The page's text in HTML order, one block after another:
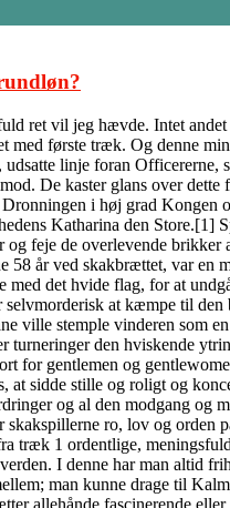
ret vil jeg hævde. Intet
med første træk. Og denne
linje foran
De kaster glans over
i høj grad
Katharina den
og feje de overlevende
år ved skakbrættet, var en
det hvide flag, for at
at kæmpe til
ville stemple vinderen som
turneringer den hviskende
for gentlemen og
at sidde stille og roligt og
og al den modgang og
ro, lov og orden
træk 1 ordentlige,
I denne har man altid
man kunne drage til
allehånde fascinerende